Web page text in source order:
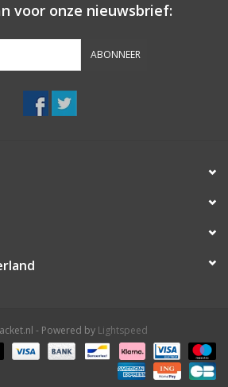
voor onze nieuwsbrief:
ABONNEER
- Powered by Lightspeed